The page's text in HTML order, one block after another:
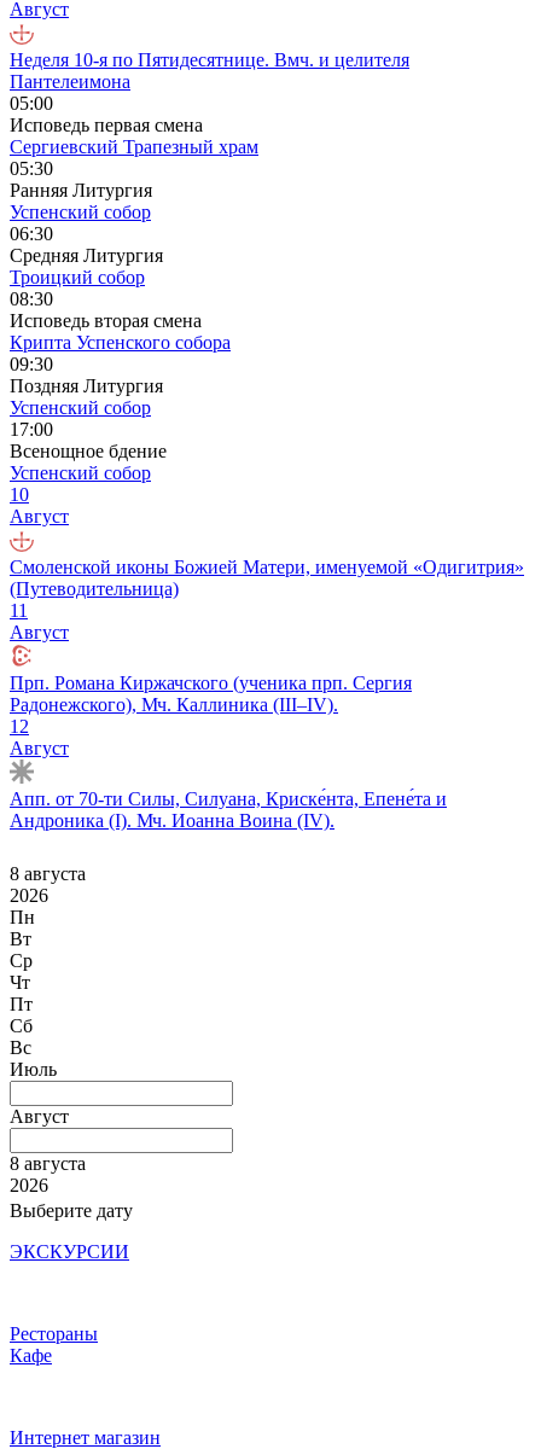
Август
Неделя 10-я по Пятидесятнице. Вмч. и целителя
Пантелеимона
05:00
Исповедь первая смена
Сергиевский Трапезный храм
05:30
Ранняя Литургия
Успенский собор
06:30
Средняя Литургия
Троицкий собор
08:30
Исповедь вторая смена
Крипта Успенского собора
09:30
Поздняя Литургия
Успенский собор
17:00
Всенощное бдение
Успенский собор
10
Август
Смоленской иконы Божией Матери, именуемой «Одигитрия»
(Путеводительница)
11
Август
Прп. Романа Киржачского (ученика прп. Сергия
Радонежского), Мч. Каллиника (III–IV).
12
Август
Апп. от 70-ти Силы, Силуана, Криске́нта, Епене́та и
Андроника (I). Мч. Иоанна Воина (IV).
8 августа
2026
Пн
Вт
Ср
Чт
Пт
Сб
Вс
Июль
Август
8 августа
2026
Выберите дату
ЭКСКУРСИИ
Рестораны
Кафе
Интернет магазин